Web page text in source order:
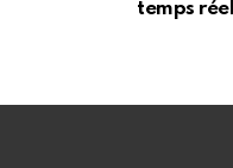
temps réel